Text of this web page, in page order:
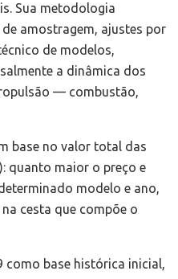
Sua metodologia
amostragem, ajustes por
de modelos,
a dinâmica dos
— combustão,
base no valor total das
quanto maior o preço e
modelo e ano,
cesta que compõe o
como base histórica inicial,